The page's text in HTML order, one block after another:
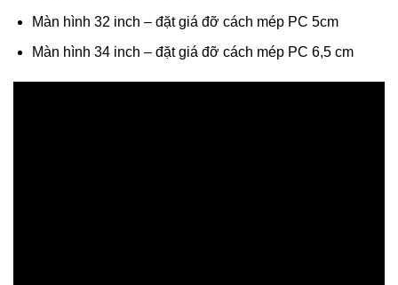
Màn hình 32 inch – đặt giá đỡ cách mép PC 5cm
Màn hình 34 inch – đặt giá đỡ cách mép PC 6,5 cm